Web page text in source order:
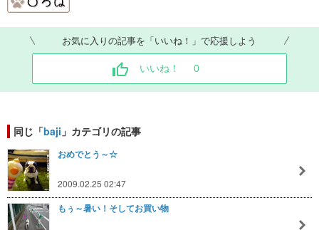
お気に入りの記事を「いいね！」で応援しよう
いいね！ 0
同じ「baji 」カテゴリの記事
おめでとう～☆
2009.02.25 02:47
もぅ～暑い！そしてお買い物